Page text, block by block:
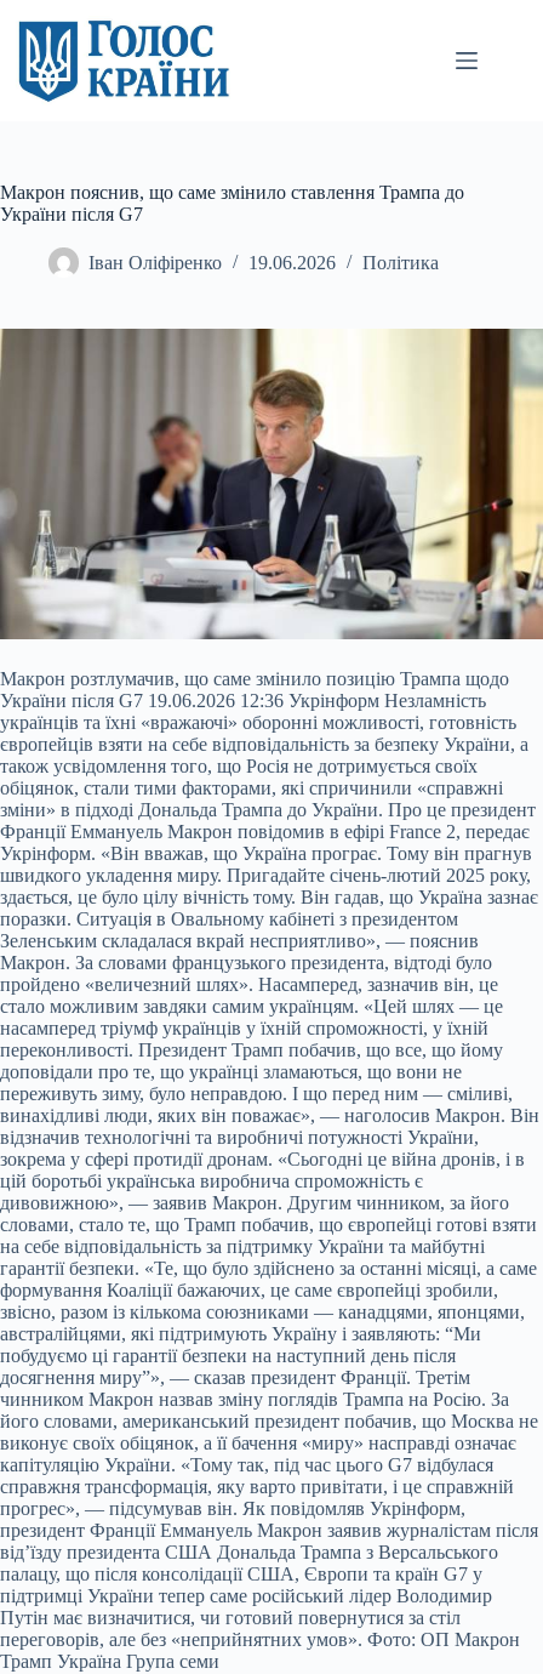
вмісту
Макрон пояснив, що саме змінило ставлення Трампа до
України після G7
Іван Оліфіренко 19.06.2026 Політика
Макрон розтлумачив, що саме змінило позицію Трампа щодо
України після G7 19.06.2026 12:36 Укрінформ Незламність
українців та їхні «вражаючі» оборонні можливості, готовність
європейців взяти на себе відповідальність за безпеку України, а
також усвідомлення того, що Росія не дотримується своїх
обіцянок, стали тими факторами, які спричинили «справжні
зміни» в підході Дональда Трампа до України. Про це президент
Франції Еммануель Макрон повідомив в ефірі France 2, передає
Укрінформ. «Він вважав, що Україна програє. Тому він прагнув
швидкого укладення миру. Пригадайте січень-лютий 2025 року,
здається, це було цілу вічність тому. Він гадав, що Україна зазнає
поразки. Ситуація в Овальному кабінеті з президентом
Зеленським складалася вкрай несприятливо», — пояснив
Макрон. За словами французького президента, відтоді було
пройдено «величезний шлях». Насамперед, зазначив він, це
стало можливим завдяки самим українцям. «Цей шлях — це
насамперед тріумф українців у їхній спроможності, у їхній
переконливості. Президент Трамп побачив, що все, що йому
доповідали про те, що українці зламаються, що вони не
переживуть зиму, було неправдою. І що перед ним — сміливі,
винахідливі люди, яких він поважає», — наголосив Макрон. Він
відзначив технологічні та виробничі потужності України,
зокрема у сфері протидії дронам. «Сьогодні це війна дронів, і в
цій боротьбі українська виробнича спроможність є
дивовижною», — заявив Макрон. Другим чинником, за його
словами, стало те, що Трамп побачив, що європейці готові взяти
на себе відповідальність за підтримку України та майбутні
гарантії безпеки. «Те, що було здійснено за останні місяці, а саме
формування Коаліції бажаючих, це саме європейці зробили,
звісно, разом із кількома союзниками — канадцями, японцями,
австралійцями, які підтримують Україну і заявляють: “Ми
побудуємо ці гарантії безпеки на наступний день після
досягнення миру”», — сказав президент Франції. Третім
чинником Макрон назвав зміну поглядів Трампа на Росію. За
його словами, американський президент побачив, що Москва не
виконує своїх обіцянок, а її бачення «миру» насправді означає
капітуляцію України. «Тому так, під час цього G7 відбулася
справжня трансформація, яку варто привітати, і це справжній
прогрес», — підсумував він. Як повідомляв Укрінформ,
президент Франції Еммануель Макрон заявив журналістам після
від’їзду президента США Дональда Трампа з Версальського
палацу, що після консолідації США, Європи та країн G7 у
підтримці України тепер саме російський лідер Володимир
Путін має визначитися, чи готовий повернутися за стіл
переговорів, але без «неприйнятних умов». Фото: ОП Макрон
Трамп Україна Група семи